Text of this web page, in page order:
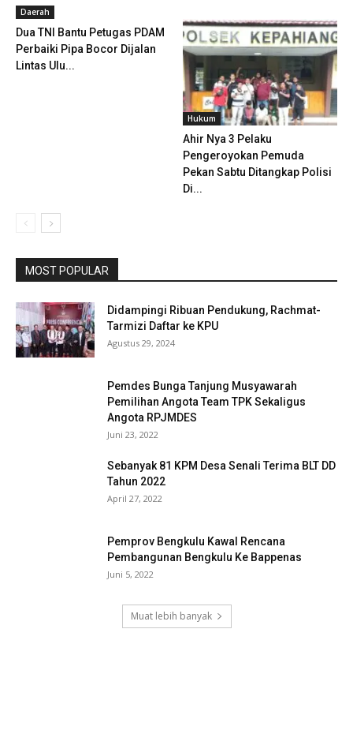
Daerah
Dua TNI Bantu Petugas PDAM
Perbaiki Pipa Bocor Dijalan
Lintas Ulu...
Hukum
Ahir Nya 3 Pelaku
Pengeroyokan Pemuda
Pekan Sabtu Ditangkap Polisi
Di...
MOST POPULAR
Didampingi Ribuan Pendukung, Rachmat-
Tarmizi Daftar ke KPU
Agustus 29, 2024
Pemdes Bunga Tanjung Musyawarah
Pemilihan Angota Team TPK Sekaligus
Angota RPJMDES
Juni 23, 2022
Sebanyak 81 KPM Desa Senali Terima BLT DD
Tahun 2022
April 27, 2022
Pemprov Bengkulu Kawal Rencana
Pembangunan Bengkulu Ke Bappenas
Juni 5, 2022
Muat lebih banyak